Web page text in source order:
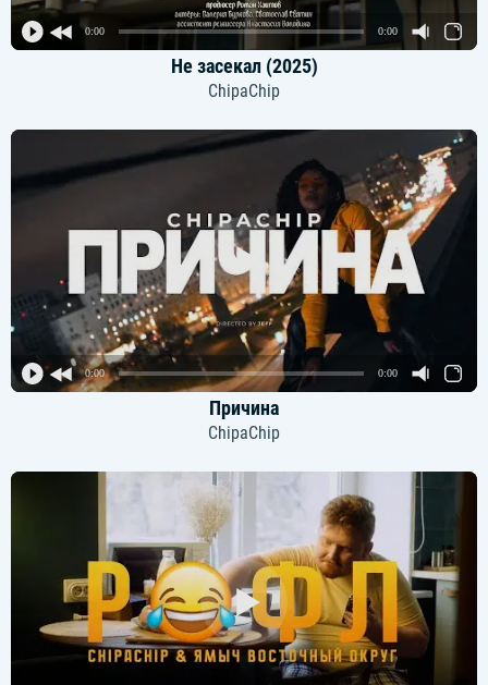
0:00 0:00
Не засекал (2025)
ChipaChip
0:00 0:00
Причина
ChipaChip